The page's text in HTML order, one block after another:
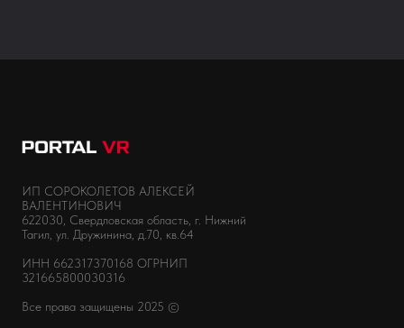
ИП СОРОКОЛЕТОВ АЛЕКСЕЙ
ВАЛЕНТИНОВИЧ
622030, Свердловская область, г. Нижний
Тагил, ул. Дружинина, д.70, кв.64
ИНН 662317370168 ОГРНИП
321665800030316
Все права защищены 2025 ©